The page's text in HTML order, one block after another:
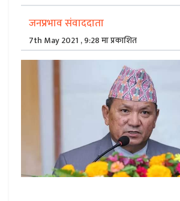
जनप्रभाव संवाददाता
7th May 2021 , 9:28 मा प्रकाशित